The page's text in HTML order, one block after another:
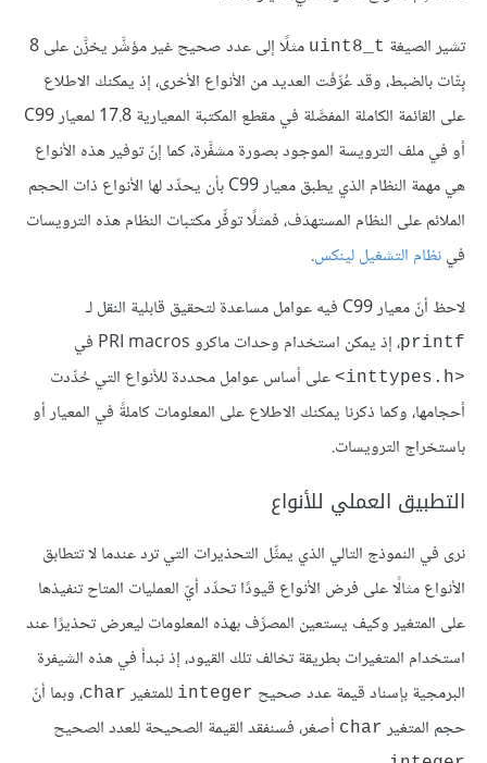
تشير الصيغة uint8_t
مثلًا إلى عدد صحيح غير مؤشَّر يخزَّن على 8
بِتّات بالضبط، وقد عُرِّفَت العديد من الأنواع الأخرى، إذ يمكنك الاطلاع
على القائمة الكاملة المفصَّلة في مقطع المكتبة المعيارية 17.8 لمعيار C99
أو في ملف الترويسة الموجود بصورة مشفَّرة، كما إنّ توفير هذه الأنواع
هي مهمة النظام الذي يطبق معيار C99 بأن يحدِّد لها الأنواع ذات الحجم
الملائم على النظام المستهدَف، فمثلًا توفِّر مكتبات النظام هذه الترويسات
فينظام التشغيل لينكس.
لاحظ أنّ معيار C99 فيه عوامل مساعدة لتحقيق قابلية النقل لـ
printf، إذ يمكن استخدام وحدات ماكرو PRI macros في
<inttypes.h>
على أساس عوامل محددة للأنواع التي حُدِّدت
أحجامها، وكما ذكرنا يمكنك الاطلاع على المعلومات كاملةً في المعيار أو
باستخراج الترويسات.
التطبيق العملي للأنواع
نرى في النموذج التالي الذي يمثِّل التحذيرات التي ترد عندما لا تتطابق
الأنواع مثالًا على فرض الأنواع قيودًا تحدِّد أيّ العمليات المتاح تنفيذها
على المتغير وكيف يستعين المصرِّف بهذه المعلومات ليعرض تحذيرًا عند
استخدام المتغيرات بطريقة تخالف تلك القيود، إذ نبدأ في هذه الشيفرة
البرمجية بإسناد قيمة عدد صحيح integer للمتغير char، وبما أنّ
حجم المتغير char أصغر، فسنفقد القيمة الصحيحة للعدد الصحيح